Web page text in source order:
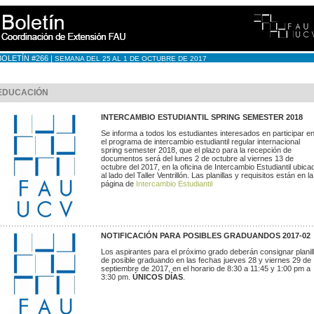
#266 | SEMANA DEL 25 AL 1 DE OCTUBRE DE 2017
INTERCAMBIO ESTUDIANTIL SPRING SEMESTER 2018
Se informa a todos los estudiantes interesados en participar en
el programa de intercambio estudiantil regular internacional
spring semester 2018, que el plazo para la recepción de
documentos será del lunes 2 de octubre al viernes 13 de
octubre del 2017, en la oficina de Intercambio Estudiantil
al lado del Taller Ventrillón. Las planillas y requisitos están en la
página de Intercambio Estudiantil
NOTIFICACIÓN PARA POSIBLES GRADUANDOS 2017-02
Los aspirantes para el próximo grado deberán consignar
de posible graduando en las fechas jueves 28 y viernes 29 de
septiembre de 2017, en el horario de 8:30 a 11:45 y 1:00 pm a
3:30 pm. ÚNICOS DÍAS.